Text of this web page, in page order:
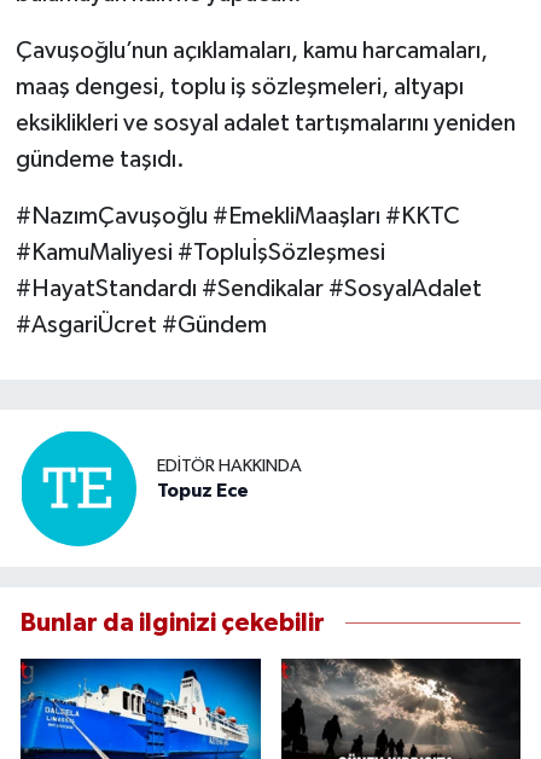
Çavuşoğlu’nun açıklamaları, kamu harcamaları,
maaş dengesi, toplu iş sözleşmeleri, altyapı
eksiklikleri ve sosyal adalet tartışmalarını yeniden
gündeme taşıdı.
#NazımÇavuşoğlu #EmekliMaaşları #KKTC
#KamuMaliyesi #TopluİşSözleşmesi
#HayatStandardı #Sendikalar #SosyalAdalet
#AsgariÜcret #Gündem
EDITÖR HAKKINDA
Topuz Ece
Bunlar da ilginizi çekebilir